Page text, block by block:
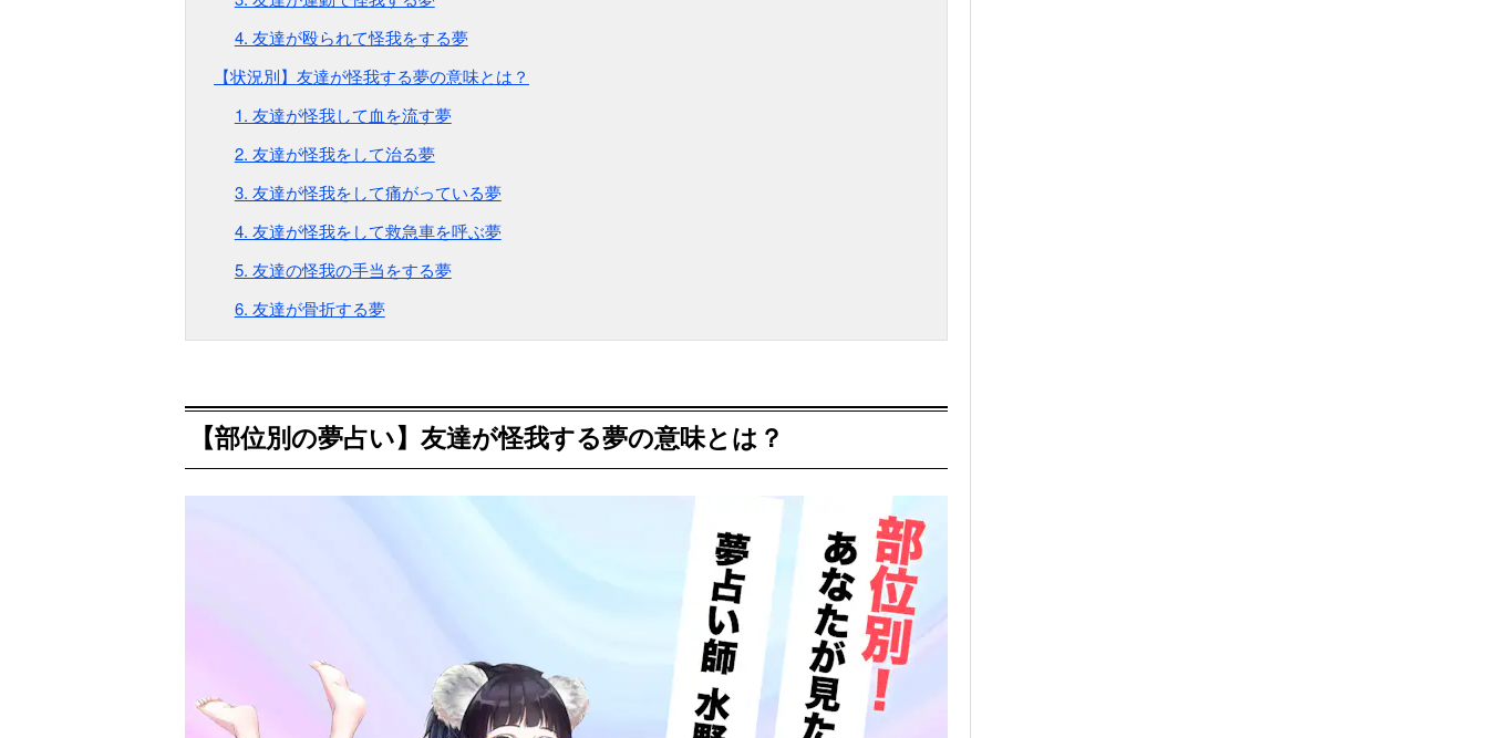
4. 友達が殴られて怪我をする夢
【状況別】友達が怪我する夢の意味とは？
1. 友達が怪我して血を流す夢
2. 友達が怪我をして治る夢
3. 友達が怪我をして痛がっている夢
4. 友達が怪我をして救急車を呼ぶ夢
5. 友達の怪我の手当をする夢
6. 友達が骨折する夢
【部位別の夢占い】友達が怪我する夢の意味とは？